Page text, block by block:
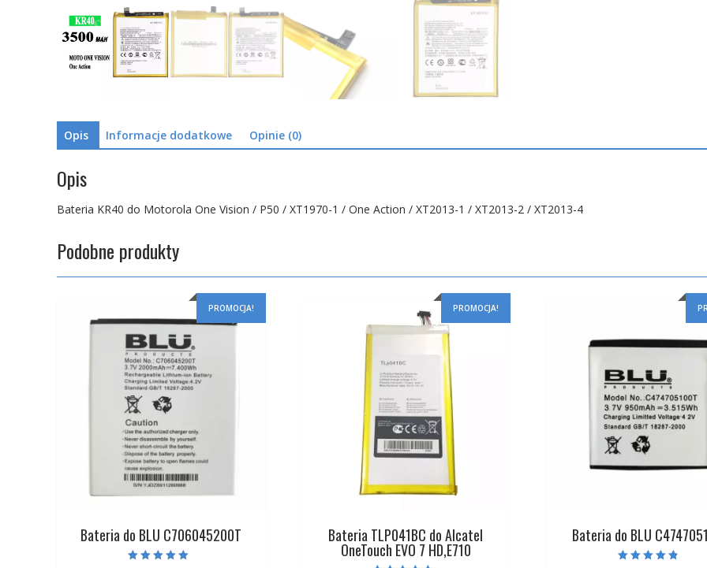
Opis Informacje dodatkowe Opinie (0)
Opis
Bateria KR40 do Motorola One Vision / P50 / XT1970-1 / One Action / XT2013-1 / XT2013-2 / XT2013-4
Podobne produkty
PROMOCJA!
Bateria do BLU C706045200T
PROMOCJA!
Bateria TLP041BC do Alcatel
OneTouch EVO 7 HD,E710
Bateria do BLU